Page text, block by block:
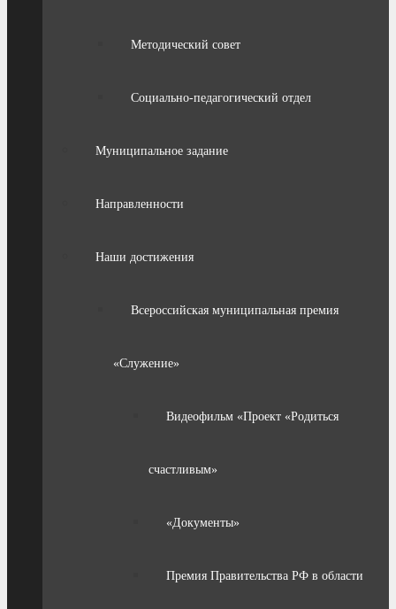
Методический совет
Социально-педагогический отдел
Муниципальное задание
Направленности
Наши достижения
Всероссийская муниципальная премия
«Служение»
Видеофильм «Проект «Родиться
счастливым»
«Документы»
Премия Правительства РФ в области